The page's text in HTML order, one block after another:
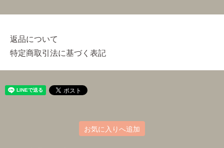
返品について
特定商取引法に基づく表記
お気に入りへ追加